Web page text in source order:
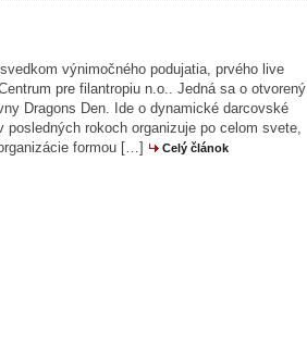
výnimočného podujatia, prvého live
pre filantropiu n.o.. Jedná sa o otvorený
Dragons Den. Ide o dynamické darcovské
rokoch organizuje po celom svete,
formou […]
Celý článok